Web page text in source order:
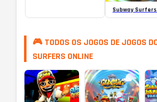
Subway Surfers
🎮 TODOS OS JOGOS DE JOGOS
SURFERS ONLINE